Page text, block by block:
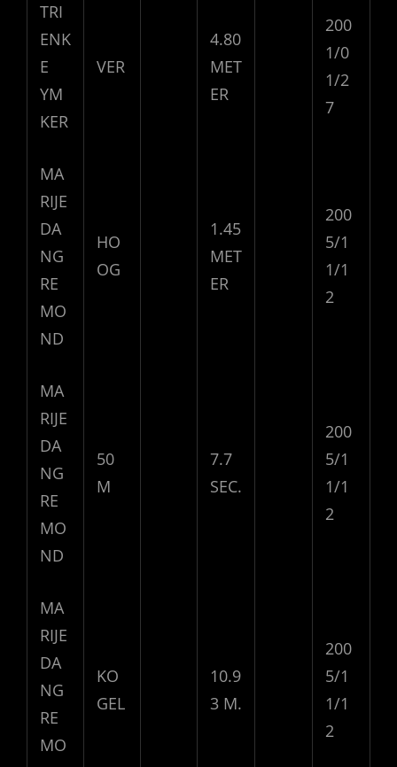
TRI
ENK
E
YM
KER
VER
4.80
MET
ER
200
1/0
1/2
7
MA
RIJE
DA
NG
RE
MO
ND
HO
OG
1.45
MET
ER
200
5/1
1/1
2
MA
RIJE
DA
NG
RE
MO
ND
50
M
7.7
SEC.
200
5/1
1/1
2
MA
RIJE
DA
NG
RE
MO
KO
GEL
10.9
3 M.
200
5/1
1/1
2